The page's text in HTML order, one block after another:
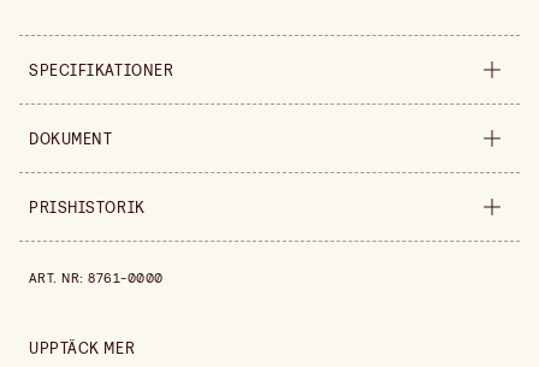
SPECIFIKATIONER
Säljs i förpackning
Förpackningsmängd
DOKUMENT
Instruktioner
PRISHISTORIK
ART. NR:8761-0000
UPPTÄCK MER